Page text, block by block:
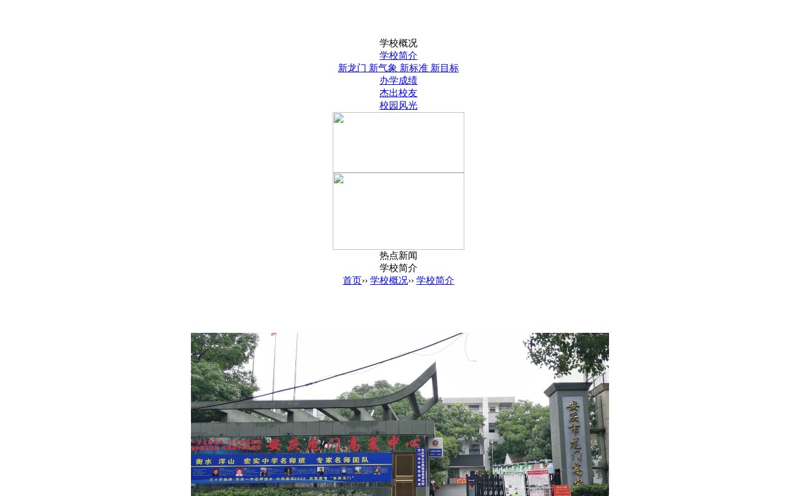
学校概况
学校简介
新龙门 新气象 新标准 新目标
办学成绩
杰出校友
校园风光
热点新闻
学校简介
首页›› 学校概况›› 学校简介